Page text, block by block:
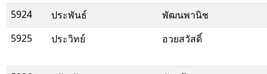
5924
ประพันธ์
พัฒนพานิช
5925
ประวิทย์ อวยสวัสดิ์